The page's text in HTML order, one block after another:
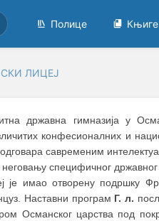
Полице Књиге
ЛИЦЕЈ
државна гимназија у
конфесионалних и
савременим
специфичног
је имао отворену подршку
Наставни програм Г. л.
Османског царства под